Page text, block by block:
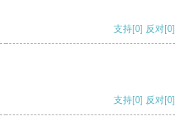
支持[0] 反对[0]
支持[0] 反对[0]